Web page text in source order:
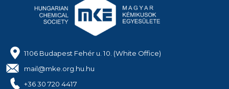
1106 Budapest Fehér u. 10. (White Office)
mail@mke.org.hu.hu
+36 30 720 4417